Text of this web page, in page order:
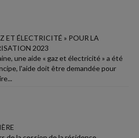
ET ÉLECTRICITÉ » POUR LA
2023
une aide « gaz et électricité » a été
l'aide doit être demandée pour